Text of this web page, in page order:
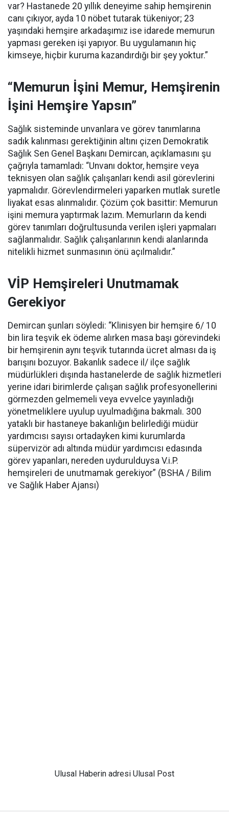
var? Hastanede 20 yıllık deneyime sahip hemşirenin
canı çıkıyor, ayda 10 nöbet tutarak tükeniyor; 23
yaşındaki hemşire arkadaşımız ise idarede memurun
yapması gereken işi yapıyor. Bu uygulamanın hiç
kimseye, hiçbir kuruma kazandırdığı bir şey yoktur.”
“Memurun İşini Memur, Hemşirenin
İşini Hemşire Yapsın”
Sağlık sisteminde unvanlara ve görev tanımlarına
sadık kalınması gerektiğinin altını çizen Demokratik
Sağlık Sen Genel Başkanı Demircan, açıklamasını şu
çağrıyla tamamladı: “Unvanı doktor, hemşire veya
teknisyen olan sağlık çalışanları kendi asil görevlerini
yapmalıdır. Görevlendirmeleri yaparken mutlak suretle
liyakat esas alınmalıdır. Çözüm çok basittir: Memurun
işini memura yaptırmak lazım. Memurların da kendi
görev tanımları doğrultusunda verilen işleri yapmaları
sağlanmalıdır. Sağlık çalışanlarının kendi alanlarında
nitelikli hizmet sunmasının önü açılmalıdır.”
VİP Hemşireleri Unutmamak
Gerekiyor
Demircan şunları söyledi: “Klinisyen bir hemşire 6/ 10
bin lira teşvik ek ödeme alırken masa başı görevindeki
bir hemşirenin aynı teşvik tutarında ücret alması da iş
barışını bozuyor. Bakanlık sadece il/ ilçe sağlık
müdürlükleri dışında hastanelerde de sağlık hizmetleri
yerine idari birimlerde çalışan sağlık profesyonellerini
görmezden gelmemeli veya evvelce yayınladığı
yönetmeliklere uyulup uyulmadığına bakmalı. 300
yataklı bir hastaneye bakanlığın belirlediği müdür
yardımcısı sayısı ortadayken kimi kurumlarda
süpervizör adı altında müdür yardımcısı edasında
görev yapanları, nereden uydurulduysa V.i.P.
hemşireleri de unutmamak gerekiyor” (BSHA / Bilim
ve Sağlık Haber Ajansı)
Ulusal Haberin adresi Ulusal Post